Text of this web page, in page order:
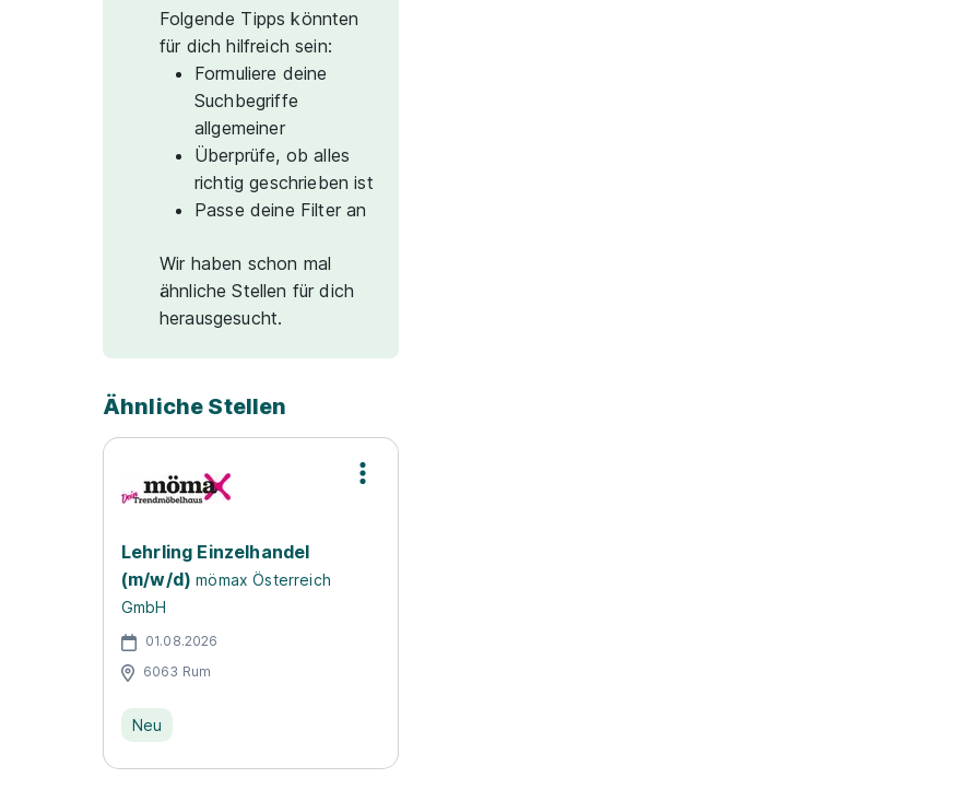
Folgende Tipps könnten
für dich hilfreich sein:
Formuliere deine
Suchbegriffe
allgemeiner
Überprüfe, ob alles
richtig geschrieben ist
Passe deine Filter an
Wir haben schon mal
ähnliche Stellen für dich
herausgesucht.
Ähnliche Stellen
Lehrling Einzelhandel
(m/w/d) mömax Österreich
GmbH
01.08.2026
6063 Rum
Neu